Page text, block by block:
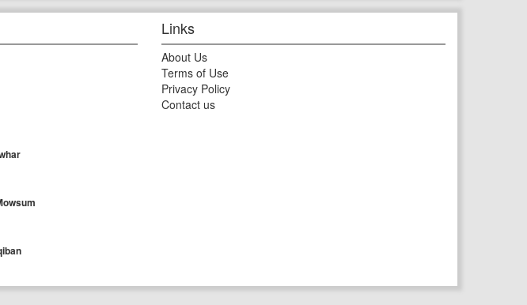
Links
About Us
Terms of Use
Privacy Policy
Contact us